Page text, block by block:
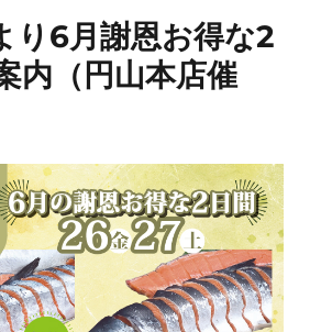
り6月謝恩お得な2
内（円山本店催